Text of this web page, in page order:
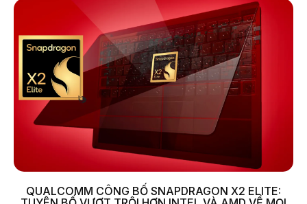
QUALCOMM CÔNG BỐ SNAPDRAGON X2 ELITE: